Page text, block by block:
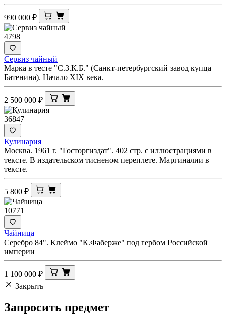
990 000 ₽
4798
Сервиз чайный
Марка в тесте "С.З.К.Б." (Санкт-петербургский завод купца
Батенина). Начало XIX века.
2 500 000 ₽
36847
Кулинария
Москва. 1961 г. "Госторгиздат". 402 стр. с иллюстрациями в
тексте. В издательском тисненом переплете. Маргиналии в
тексте.
5 800 ₽
10771
Чайница
Серебро 84". Клеймо "К.Фаберже" под гербом Российской
империи
1 100 000 ₽
Закрыть
Запросить предмет